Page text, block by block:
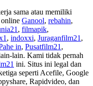
sama atau memiliki
online Ganool, rebahin,
, filmapik,
, indoxxi, Juraganfilm21 ,
in, Pusatfilm21 ,
lain. Kami tidak pernah
ini. Situs ini legal dan
seperti Acefile, Google
Rapidvideo, dan